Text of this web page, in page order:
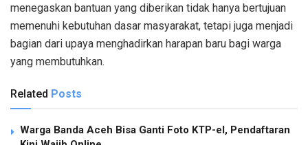
menegaskan bantuan yang diberikan tidak hanya bertujuan
memenuhi kebutuhan dasar masyarakat, tetapi juga menjadi
bagian dari upaya menghadirkan harapan baru bagi warga
yang membutuhkan.
Related Posts
Warga Banda Aceh Bisa Ganti Foto KTP-el, Pendaftaran